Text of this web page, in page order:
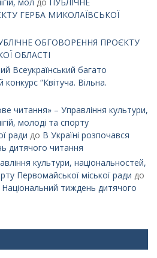
ГЕРБА МИКОЛАЇВСЬКОЇ
ОБГОВОРЕННЯ ПРОЄКТУ
ОБЛАСТІ
Всеукраїнський багато
“Квітуча. Вільна.
читання» – Управління культури,
молоді та спорту
ради до В Україні розпочався
дитячого читання
культури, національностей,
Первомайської міської ради до
Національний тиждень дитячого